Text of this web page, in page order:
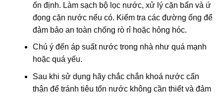
ổn định. Làm sạch bộ lọc nước, xử lý cặn bẩn và ứ
đọng cặn nước nếu có. Kiểm tra các đường ống để
đảm bảo an toàn chống rò rỉ hoặc hỏng hóc.
Chú ý đến áp suất nước trong nhà như quá mạnh
hoặc quá yếu.
Sau khi sử dụng hãy chắc chắn khoá nước cẩn
thận để tránh tiêu tốn nước không cần thiết và đảm